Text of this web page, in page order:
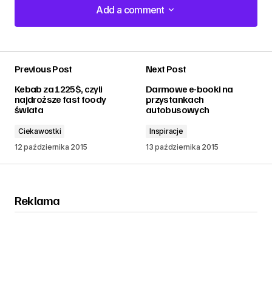
Add a comment
Add a comment
Previous Post
Kebab za 1225$, czyli
najdroższe fast foody
świata
Ciekawostki
12 października 2015
Next Post
Darmowe e-booki na
przystankach
autobusowych
Inspiracje
13 października 2015
Reklama